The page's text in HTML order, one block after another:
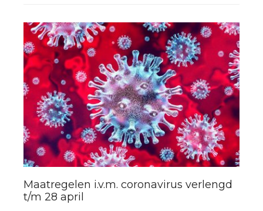
Maatregelen i.v.m. coronavirus verlengd
t/m 28 april